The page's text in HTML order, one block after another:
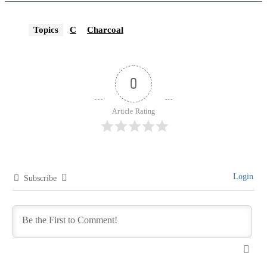
Topics C Charcoal
0
Article Rating
Subscribe Login